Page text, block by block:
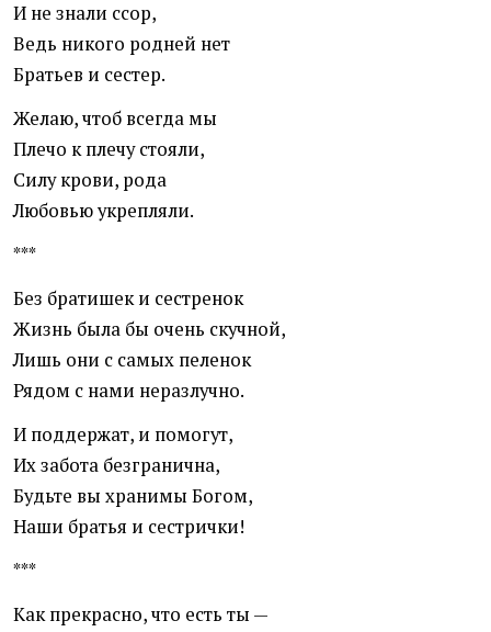
И не знали ссор,
Ведь никого родней нет
Братьев и сестер.
Желаю, чтоб всегда мы
Плечо к плечу стояли,
Силу крови, рода
Любовью укрепляли.
***
Без братишек и сестренок
Жизнь была бы очень скучной,
Лишь они с самых пеленок
Рядом с нами неразлучно.
И поддержат, и помогут,
Их забота безгранична,
Будьте вы хранимы Богом,
Наши братья и сестрички!
***
Как прекрасно, что есть ты —